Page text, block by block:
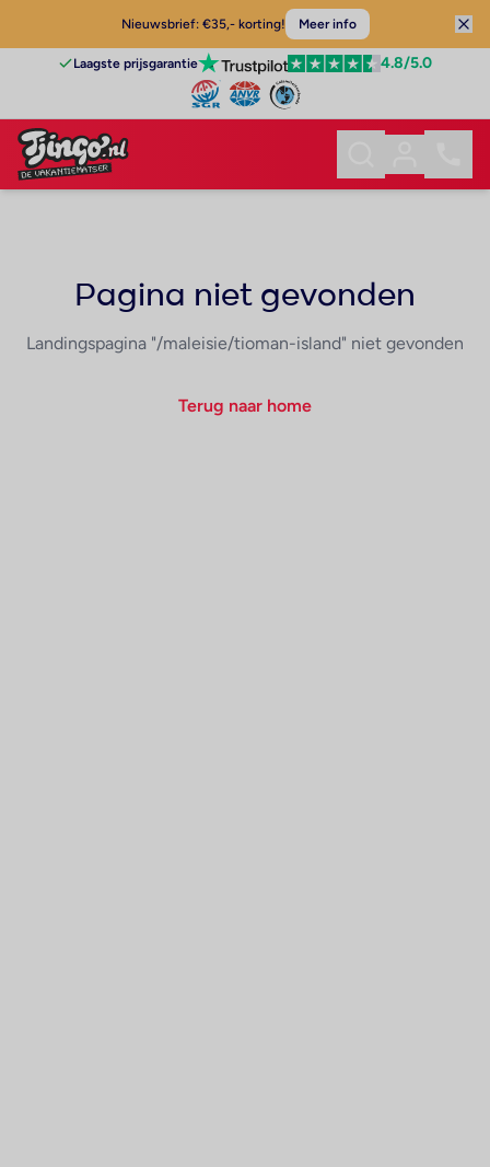
Nieuwsbrief: €35,- korting! Meer info
Laagste prijsgarantie 4.8/5.0
Pagina niet gevonden
Landingspagina "/maleisie/tioman-island" niet gevonden
Terug naar home